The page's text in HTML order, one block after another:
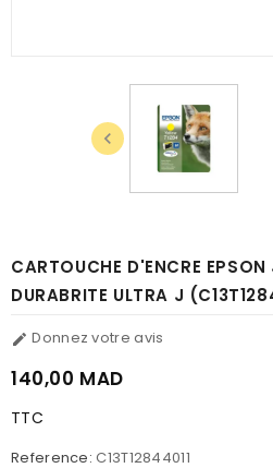

CARTOUCHE D'ENCRE
DURABRITE ULTRA J
 Donnez votre avis
140,00 MAD
TTC
Reference: C13T12844011